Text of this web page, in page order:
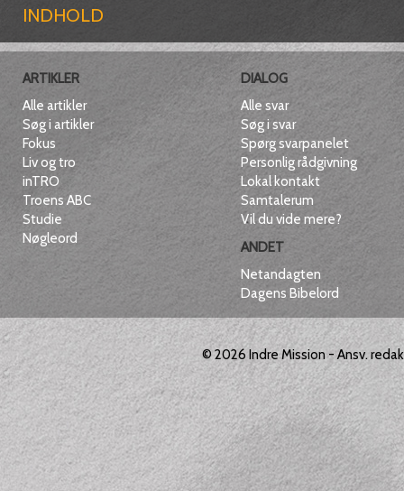
INDHOLD
ARTIKLER
Alle artikler
Søg i artikler
Fokus
Liv og tro
inTRO
Troens ABC
Studie
Nøgleord
DIALOG
Alle svar
Søg i svar
Spørg svarpanelet
Personlig rådgivning
Lokal kontakt
Samtalerum
Vil du vide mere?
ANDET
Netandagten
Dagens Bibelord
© 2026 Indre Mission - Ansv.